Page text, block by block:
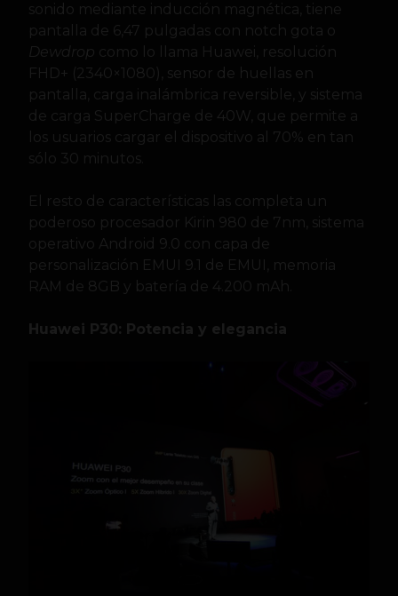
sonido mediante inducción magnética, tiene
pantalla de 6,47 pulgadas con notch gota o
Dewdrop como lo llama Huawei, resolución
FHD+ (2340×1080), sensor de huellas en
pantalla, carga inalámbrica reversible, y sistema
de carga SuperCharge de 40W, que permite a
los usuarios cargar el dispositivo al 70% en tan
sólo 30 minutos.
El resto de características las completa un
poderoso procesador Kirin 980 de 7nm, sistema
operativo Android 9.0 con capa de
personalización EMUI 9.1 de EMUI, memoria
RAM de 8GB y batería de 4.200 mAh.
Huawei P30: Potencia y elegancia